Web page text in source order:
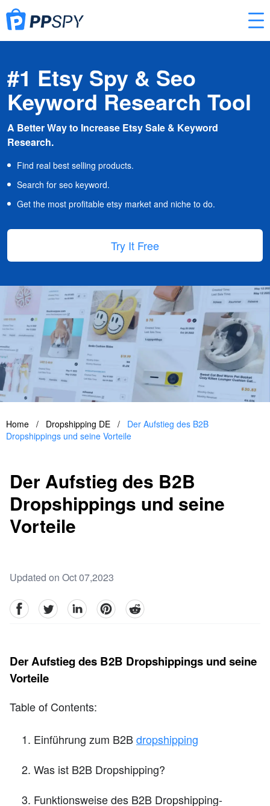
#1 Etsy Spy & Seo
Keyword Research Tool
A Better Way to Increase Etsy Sale & Keyword
Research.
Find real best selling products.
Search for seo keyword.
Get the most profitable etsy market and niche to do.
Try It Free
Home / Dropshipping DE /
Der Aufstieg des B2B
Dropshippings und seine Vorteile
Der Aufstieg des B2B
Dropshippings und seine
Vorteile
Updated on Oct 07,2023
facebookTwitter linkedinpinterestreddit
Der Aufstieg des B2B Dropshippings und seine
Vorteile
Table of Contents:
Einführung zum B2Bdropshipping
Was ist B2B Dropshipping?
Funktionsweise des B2B Dropshipping-